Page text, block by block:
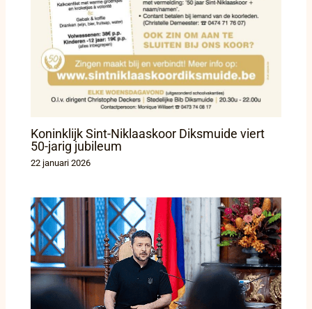
Koninklijk Sint-Niklaaskoor Diksmuide viert
50-jarig jubileum
22 januari 2026